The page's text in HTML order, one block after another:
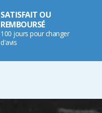
SATISFAIT OU
REMBOURSÉ
100 jours pour changer
d'avis